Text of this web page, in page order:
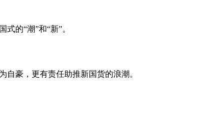
的“潮”和“新”。
豪，更有责任助推新国货的浪潮。